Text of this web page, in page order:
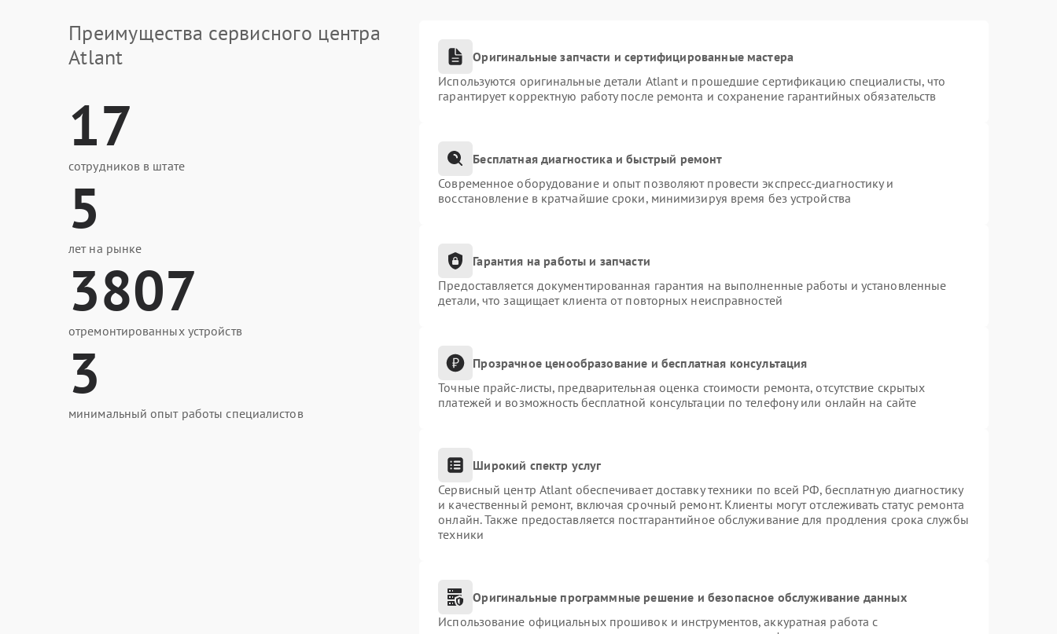
Преимущества сервисного центра
Atlant
17
сотрудников в штате
5
лет на рынке
3807
отремонтированных устройств
3
минимальный опыт работы специалистов
Оригинальные запчасти и сертифицированные мастера
Используются оригинальные детали Atlant и прошедшие сертификацию специалисты, что
гарантирует корректную работу после ремонта и сохранение гарантийных обязательств
Бесплатная диагностика и быстрый ремонт
Современное оборудование и опыт позволяют провести экспресс-диагностику и
восстановление в кратчайшие сроки, минимизируя время без устройства
Гарантия на работы и запчасти
Предоставляется документированная гарантия на выполненные работы и установленные
детали, что защищает клиента от повторных неисправностей
Прозрачное ценообразование и бесплатная консультация
Точные прайс-листы, предварительная оценка стоимости ремонта, отсутствие скрытых
платежей и возможность бесплатной консультации по телефону или онлайн на сайте
Широкий спектр услуг
Сервисный центр Atlant обеспечивает доставку техники по всей РФ, бесплатную диагностику
и качественный ремонт, включая срочный ремонт. Клиенты могут отслеживать статус ремонта
онлайн. Также предоставляется постгарантийное обслуживание для продления срока службы
техники
Оригинальные программные решение и безопасное обслуживание данных
Использование официальных прошивок и инструментов, аккуратная работа с